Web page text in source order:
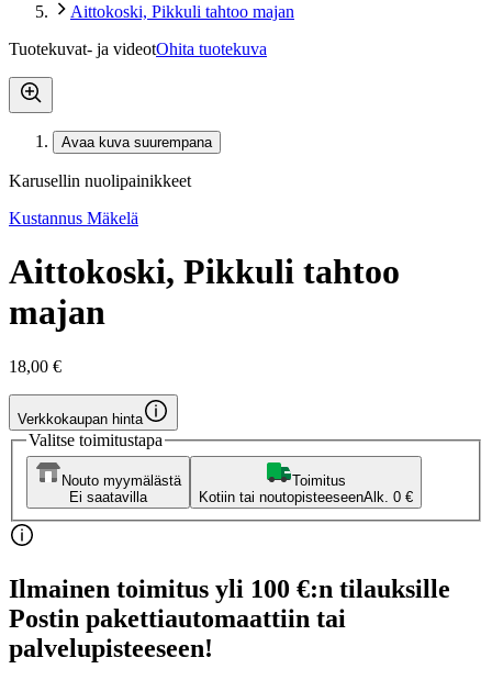
Aittokoski, Pikkuli tahtoo majan
Tuotekuvat- ja videotOhita tuotekuva
Avaa kuva suurempana
Karusellin nuolipainikkeet
Kustannus Mäkelä
Aittokoski, Pikkuli tahtoo
majan
18,00 €
Verkkokaupan hinta
Valitse toimitustapa
Nouto myymälästä
Ei saatavilla
Toimitus
Kotiin tai noutopisteeseenAlk. 0 €
Ilmainen toimitus yli 100 €:n tilauksille
Postin pakettiautomaattiin tai
palvelupisteeseen!